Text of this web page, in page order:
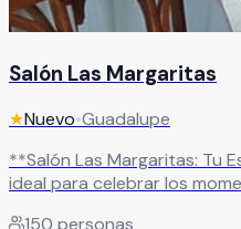
Salón Las Margaritas
★Nuevo•Guadalupe
**Salón Las Margaritas: Tu Espacio Perfecto para Eventos
ideal para celebrar los